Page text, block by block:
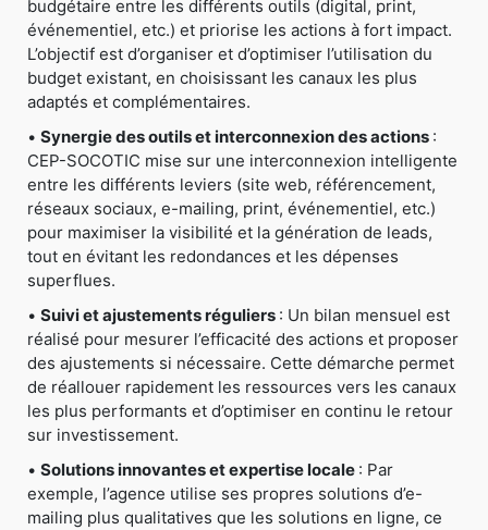
budgétaire entre les différents outils (digital, print,
événementiel, etc.) et priorise les actions à fort impact.
L’objectif est d’organiser et d’optimiser l’utilisation du
budget existant, en choisissant les canaux les plus
adaptés et complémentaires.
• Synergie des outils et interconnexion des actions :
CEP-SOCOTIC mise sur une interconnexion intelligente
entre les différents leviers (site web, référencement,
réseaux sociaux, e-mailing, print, événementiel, etc.)
pour maximiser la visibilité et la génération de leads,
tout en évitant les redondances et les dépenses
superflues.
• Suivi et ajustements réguliers : Un bilan mensuel est
réalisé pour mesurer l’efficacité des actions et proposer
des ajustements si nécessaire. Cette démarche permet
de réallouer rapidement les ressources vers les canaux
les plus performants et d’optimiser en continu le retour
sur investissement.
• Solutions innovantes et expertise locale : Par
exemple, l’agence utilise ses propres solutions d’e-
mailing plus qualitatives que les solutions en ligne, ce